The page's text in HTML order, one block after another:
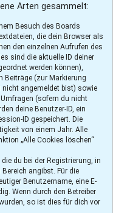
Arten gesammelt:
Besuch des Boards
die dein Browser als
den einzelnen Aufrufen des
sind die aktuelle ID deiner
werden können),
Beiträge (zur Markierung
angemeldet bist) sowie
(sofern du nicht
deine Benutzer-ID, ein
ID gespeichert. Die
von einem Jahr. Alle
„Alle Cookies löschen“
du bei der Registrierung, in
angibst. Für die
Benutzername, eine E-
Wenn durch den Betreiber
so ist dies für dich vor